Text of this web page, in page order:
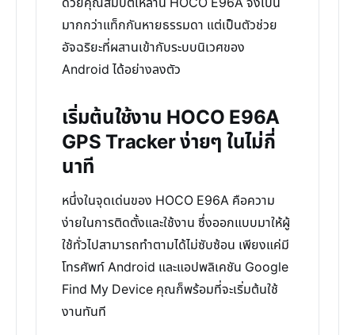
มากกว่าแท็กกันหายธรรมดา แต่เป็นตัวช่วย
อัจฉริยะที่ผสานเข้ากับระบบนิเวศของ
Android ได้อย่างลงตัว
เริ่มต้นใช้งาน HOCO E96A
GPS Tracker ง่ายๆ ในไม่กี่
นาที
หนึ่งในจุดเด่นของ HOCO E96A คือความ
ง่ายในการติดตั้งและใช้งาน ซึ่งออกแบบมาให้ผู้
ใช้ทั่วไปสามารถทำตามได้ไม่ซับซ้อน เพียงแค่มี
โทรศัพท์ Android และแอปพลิเคชัน Google
Find My Device คุณก็พร้อมที่จะเริ่มต้นใช้
งานทันที